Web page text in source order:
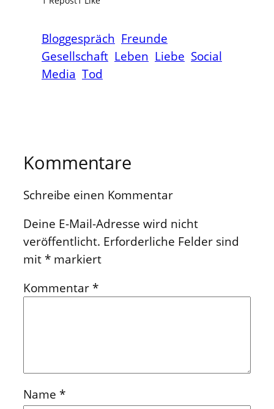
Bloggespräch Freunde
Gesellschaft Leben Liebe Social
Media Tod
Kommentare
Schreibe einen Kommentar
Deine E-Mail-Adresse wird nicht
veröffentlicht. Erforderliche Felder sind
mit * markiert
Kommentar *
Name *